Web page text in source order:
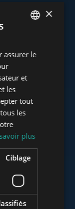
HUNGARIAN
FRENCH
ITALIAN
RUSSIAN
ARABIC
×
assurer le
et
les
tout
les
plus
Ciblage